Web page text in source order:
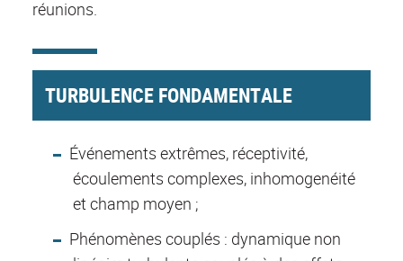
réunions.
TURBULENCE FONDAMENTALE
Événements extrêmes, réceptivité,
écoulements complexes, inhomogenéité
et champ moyen ;
Phénomènes couplés : dynamique non